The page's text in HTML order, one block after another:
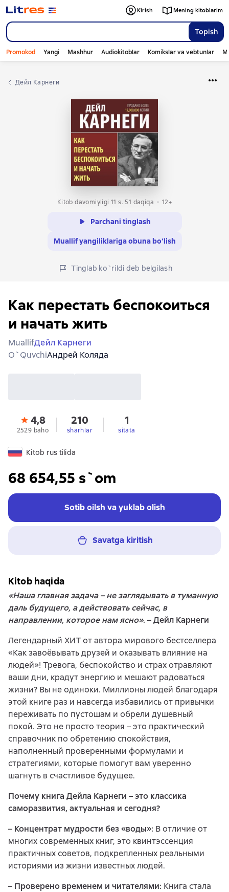
Topish
Kirish Mening kitoblarim
Promokod Yangi Mashhur Audiokitoblar Komikslar va vebtunlar
Дейл Карнеги
Kitob davomiyligi 11 s. 51 daqiqa 12+
Parchani tinglash
Muallif yangiliklariga obuna bo‘lish
Tinglab ko`rildi deb belgilash
Как перестать беспокоиться
и начать жить
MuallifДейл Карнеги
O`quvchiАндрей Коляда
4,8
2529 baho
210
sharhlar
1
sitata
Kitob rus tilida
68 654,55 s`om
Sotib oilsh va yuklab olish
Savatga kiritish
Kitob haqida
«Наша главная задача – не заглядывать в туманную
даль будущего, а действовать сейчас, в
направлении, которое нам ясно». – Дейл Карнеги
Легендарный ХИТ от автора мирового бестселлера
«Как завоёвывать друзей и оказывать влияние на
людей»! Тревога, беспокойство и страх отравляют
ваши дни, крадут энергию и мешают радоваться
жизни? Вы не одиноки. Миллионы людей благодаря
этой книге раз и навсегда избавились от привычки
переживать по пустошам и обрели душевный
покой. Это не просто теория – это практический
справочник по обретению спокойствия,
наполненный проверенными формулами и
стратегиями, которые помогут вам уверенно
шагнуть в счастливое будущее.
Почему книга Дейла Карнеги – это классика
саморазвития, актуальная и сегодня?
– Концентрат мудрости без «воды»: В отличие от
многих современных книг, это квинтэссенция
практичных советов, подкрепленных реальными
историями из жизни известных людей.
– Проверено временем и читателями: Книга стала